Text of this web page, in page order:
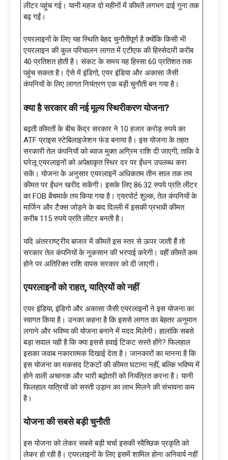
लीटर पहुंच गई। यानी महज दो महीनों में कीमतें लगभग ढाई गुना तक
बढ़ गईं।
एयरलाइनों के लिए यह स्थिति बेहद चुनौतीपूर्ण है क्योंकि किसी भी
एयरलाइन की कुल परिचालन लागत में एटीएफ की हिस्सेदारी करीब
40 प्रतिशत होती है। संकट के समय यह हिस्सा 60 प्रतिशत तक
पहुंच सकता है। ऐसे में इंडिगो, एयर इंडिया और अकासा जैसी
कंपनियों के लिए लागत नियंत्रण एक बड़ी चुनौती बन गया है।
क्या है सरकार की नई मूल्य स्थिरीकरण योजना?
बढ़ती कीमतों के बीच केंद्र सरकार ने 10 हजार करोड़ रुपये का
ATF प्राइस स्टेबिलाइजेशन फंड बनाया है। इस योजना के तहत
सरकारी तेल कंपनियों को ब्याज मुक्त अग्रिम राशि दी जाएगी, ताकि वे
घरेलू एयरलाइनों को अपेक्षाकृत स्थिर दर पर ईंधन उपलब्ध करा
सकें। योजना के अनुसार एयरलाइनें अधिकतम तीन साल तक तय
कीमत पर ईंधन खरीद सकेंगी। इसके लिए 86.32 रुपये प्रति लीटर
का FOB बेंचमार्क तय किया गया है। एयरपोर्ट शुल्क, तेल कंपनियों के
मार्जिन और टैक्स जोड़ने के बाद दिल्ली में इसकी प्रभावी कीमत
करीब 115 रुपये प्रति लीटर बनती है।
यदि अंतरराष्ट्रीय बाजार में कीमतें इस स्तर से ऊपर जाती हैं तो
सरकार तेल कंपनियों के नुकसान की भरपाई करेगी। वहीं कीमतें कम
होने पर अतिरिक्त राशि वापस सरकार को दी जाएगी।
एयरलाइनों को राहत, यात्रियों को नहीं
एयर इंडिया, इंडिगो और अकासा जैसी एयरलाइनों ने इस योजना का
स्वागत किया है। उनका कहना है कि इससे लागत का बेहतर अनुमान
लगाने और भविष्य की योजना बनाने में मदद मिलेगी। हालांकि सबसे
बड़ा सवाल यही है कि क्या इससे हवाई टिकट सस्ते होंगे? फिलहाल
इसका जवाब नकारात्मक दिखाई देता है। जानकारों का मानना है कि
इस योजना का मकसद टिकटों की कीमत घटाना नहीं, बल्कि भविष्य में
होने वाली अचानक और भारी बढ़ोतरी को नियंत्रित करना है। यानी
फिलहाल यात्रियों को सस्ती उड़ान का लाभ मिलने की संभावना कम
है।
योजना की सबसे बड़ी चुनौती
इस योजना को लेकर सबसे बड़ी चर्चा इसकी स्वैच्छिक प्रकृति को
लेकर हो रही है। एयरलाइनों के लिए इसमें शामिल होना अनिवार्य नहीं